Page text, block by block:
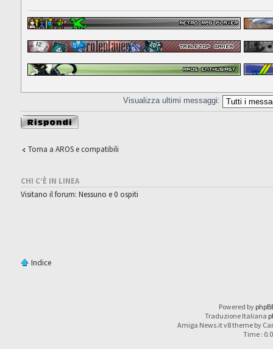
Visualizza ultimi messaggi:
Rispondi al
messaggio
Torna a AROS e compatibili
CHI C’È IN LINEA
Visitano il forum: Nessuno e 0 ospiti
Indice
Powered by
Traduzione Italiana
Amiga News.it v8 theme by
Time :